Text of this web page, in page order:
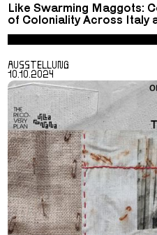
Like Swarming Maggots:
of Coloniality Across Italy
AUSSTELLUNG
10.10.2024